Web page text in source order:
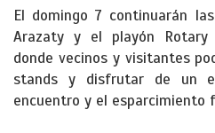
El domingo 7 continuarán
Arazaty y el playón Rotary
donde vecinos y visitantes
stands y disfrutar de un
encuentro y el esparcimiento